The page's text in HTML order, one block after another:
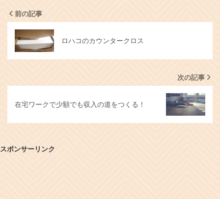
前の記事
ロハコのカウンタークロス
次の記事
在宅ワークで少額でも収入の道をつくる！
スポンサーリンク